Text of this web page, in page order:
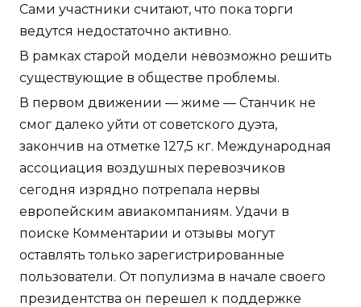
Сами участники считают, что пока торги
ведутся недостаточно активно.
В рамках старой модели невозможно решить
существующие в обществе проблемы.
В первом движении — жиме — Станчик не
смог далеко уйти от советского дуэта,
закончив на отметке 127,5 кг. Международная
ассоциация воздушных перевозчиков
сегодня изрядно потрепала нервы
европейским авиакомпаниям. Удачи в
поиске Комментарии и отзывы могут
оставлять только зарегистрированные
пользователи. От популизма в начале своего
президентства он перешел к поддержке